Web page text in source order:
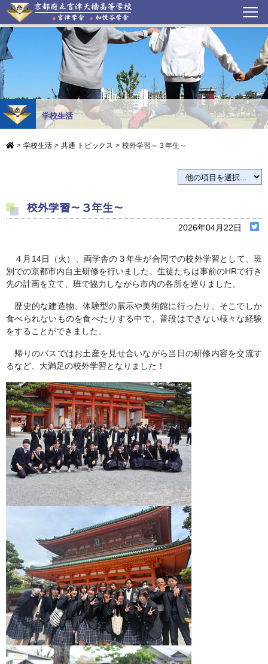
学校生活
> 学校生活 > 共通 トピックス > 校外学習～３年生～
校外学習～３年生～
2026年04月22日
４月14日（火）、両学舎の３年生が合同での校外学習として、班
別での京都市内自主研修を行いました。生徒たちは事前のHRで行き
先の計画を立て、班で協力しながら市内の各所を巡りました。
歴史的な建造物、体験型の展示や美術館に行ったり、そこでしか
食べられないものを食べたりする中で、普段はできない様々な経験
をすることができました。
帰りのバスではお土産を見せ合いながら当日の研修内容を交流す
るなど、大満足の校外学習となりました！